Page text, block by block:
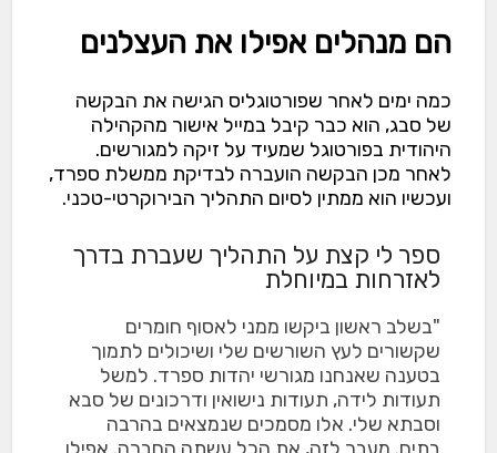
הם מנהלים אפילו את העצלנים
כמה ימים לאחר שפורטוגליס הגישה את הבקשה
של סבג, הוא כבר קיבל במייל אישור מהקהילה
היהודית בפורטוגל שמעיד על זיקה למגורשים.
לאחר מכן הבקשה הועברה לבדיקת ממשלת ספרד,
ועכשיו הוא ממתין לסיום התהליך הבירוקרטי-טכני.
ספר לי קצת על התהליך שעברת בדרך
לאזרחות במיוחלת
"בשלב ראשון ביקשו ממני לאסוף חומרים
שקשורים לעץ השורשים שלי ושיכולים לתמוך
בטענה שאנחנו מגורשי יהדות ספרד. למשל
תעודות לידה, תעודות נישואין ודרכונים של סבא
וסבתא שלי. אלו מסמכים שנמצאים בהרבה